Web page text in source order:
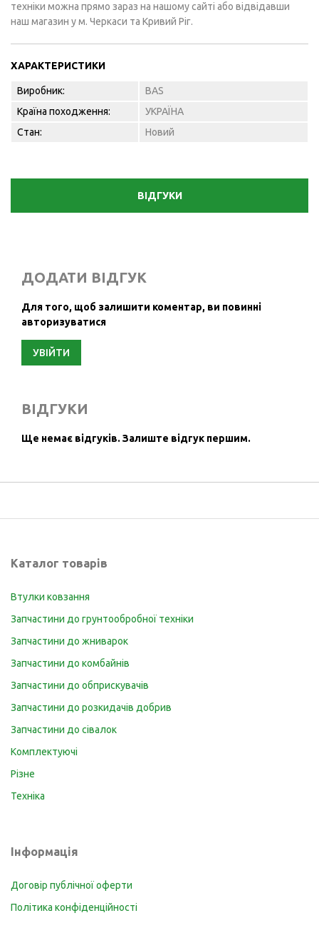
техніки можна прямо зараз на нашому сайті або відвідавши
наш магазин у м. Черкаси та Кривий Ріг.
ХАРАКТЕРИСТИКИ
Виробник:
BAS
Країна походження:
УКРАЇНА
Стан:
Новий
ВІДГУКИ
ДОДАТИ ВІДГУК
Для того, щоб залишити коментар, ви повинні
авторизуватися
УВІЙТИ
ВІДГУКИ
Ще немає відгуків. Залиште відгук першим.
Каталог товарів
Втулки ковзання
Запчастини до грунтообробної техніки
Запчастини до жниварок
Запчастини до комбайнів
Запчастини до обприскувачів
Запчастини до розкидачів добрив
Запчастини до сівалок
Комплектуючі
Різне
Техніка
Інформація
Договір публічної оферти
Політика конфіденційності